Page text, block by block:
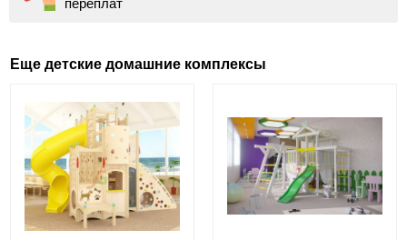
переплат
Еще детские домашние комплексы